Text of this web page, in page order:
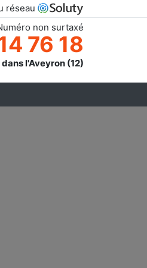
réseau
non surtaxé
76 18
l'Aveyron (12)